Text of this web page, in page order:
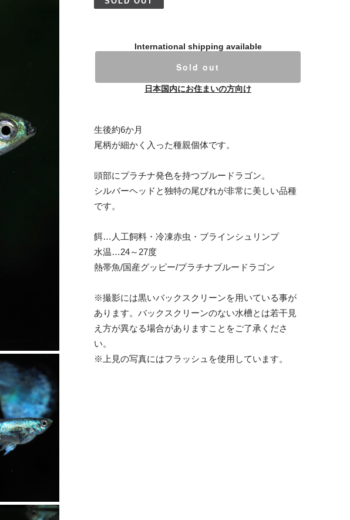
International shipping available
Sold out
日本国内にお住まいの方向け
生後約6か月
尾柄が細かく入った種親個体です。
頭部にプラチナ発色を持つブルードラゴン。
シルバーヘッドと独特の尾びれが非常に美しい品種
です。
餌…人工飼料・冷凍赤虫・ブラインシュリンプ
水温…24～27度
熱帯魚/国産グッピー/プラチナブルードラゴン
※撮影には黒いバックスクリーンを用いている事が
あります。バックスクリーンのない水槽とは若干見
え方が異なる場合がありますことをご了承くださ
い。
※上見の写真にはフラッシュを使用しています。